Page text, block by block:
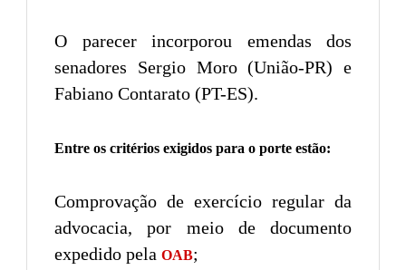
O parecer incorporou emendas dos
senadores Sergio Moro (União-PR) e
Fabiano Contarato (PT-ES).
Entre os critérios exigidos para o porte estão:
Comprovação de exercício regular da
advocacia, por meio de documento
expedido pela OAB;